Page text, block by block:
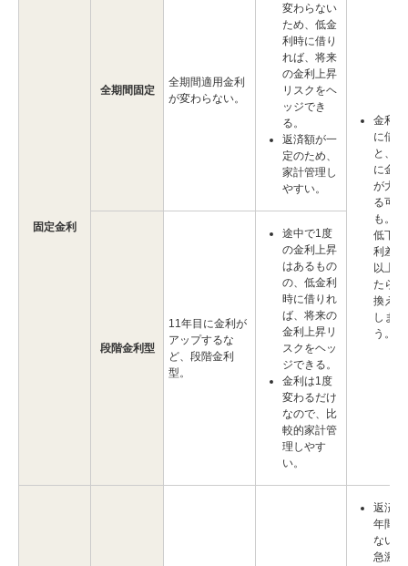
固定金利
全期間固定
全期間適用金利
が変わらない。
変わらない
ため、低金
利時に借り
れば、将来
の金利上昇
リスクをヘ
ッジでき
る。
返済額が一
定のため、
家計管理し
やすい。
金利
に借
と、
に金
が大
る可
も。
低下
利差
以上
たら
換え
しま
う。
段階金利型
11年目に金利が
アップするな
ど、段階金利
型。
途中で1度
の金利上昇
はあるもの
の、低金利
時に借りれ
ば、将来の
金利上昇リ
スクをヘッ
ジできる。
金利は1度
変わるだけ
なので、比
較的家計管
理しやす
い。
返済
年間
ない
急激